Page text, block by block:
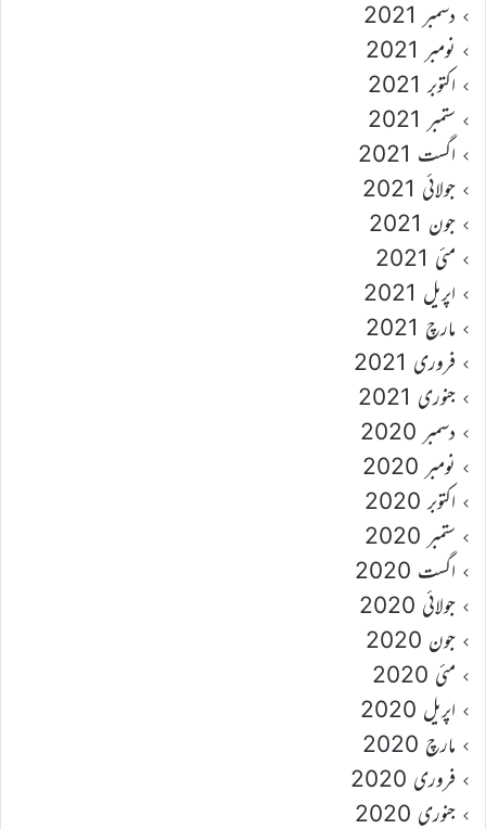
دسمبر 2021
نومبر 2021
اکتوبر 2021
ستمبر 2021
اگست 2021
جولائی 2021
جون 2021
مئی 2021
اپریل 2021
مارچ 2021
فروری 2021
جنوری 2021
دسمبر 2020
نومبر 2020
اکتوبر 2020
ستمبر 2020
اگست 2020
جولائی 2020
جون 2020
مئی 2020
اپریل 2020
مارچ 2020
فروری 2020
جنوری 2020